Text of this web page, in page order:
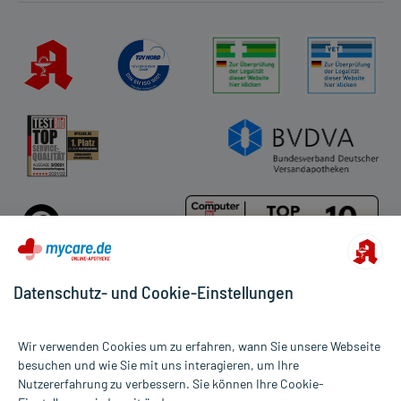
Bewertungen mit durchschnittlich 4,7 von 5 Sternen abgegeben.
Alle Preise gelten inkl. MwSt., ggf. zzgl. Versandkosten
Datenschutz- und Cookie-Einstellungen
Wir verwenden Cookies um zu erfahren, wann Sie unsere Webseite
besuchen und wie Sie mit uns interagieren, um Ihre
Nutzererfahrung zu verbessern. Sie können Ihre Cookie-